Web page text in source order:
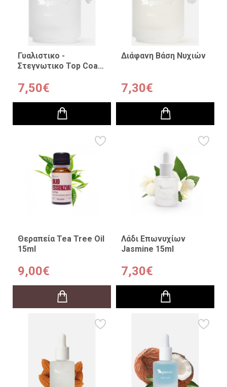
Γυαλιστικο -
Στεγνωτικο Top Coat
7,50€
Διάφανη Βάση Νυχιών
7,30€
Θεραπεία Tea Tree Oil
15ml
9,00€
Λάδι Επωνυχίων
Jasmine 15ml
7,30€